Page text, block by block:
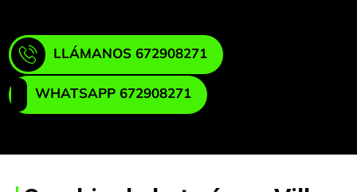
LLÁMANOS 672908271
WHATSAPP 672908271